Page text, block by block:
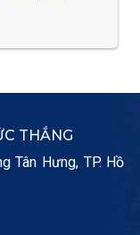
THẮNG
Tân Hưng, TP. Hồ